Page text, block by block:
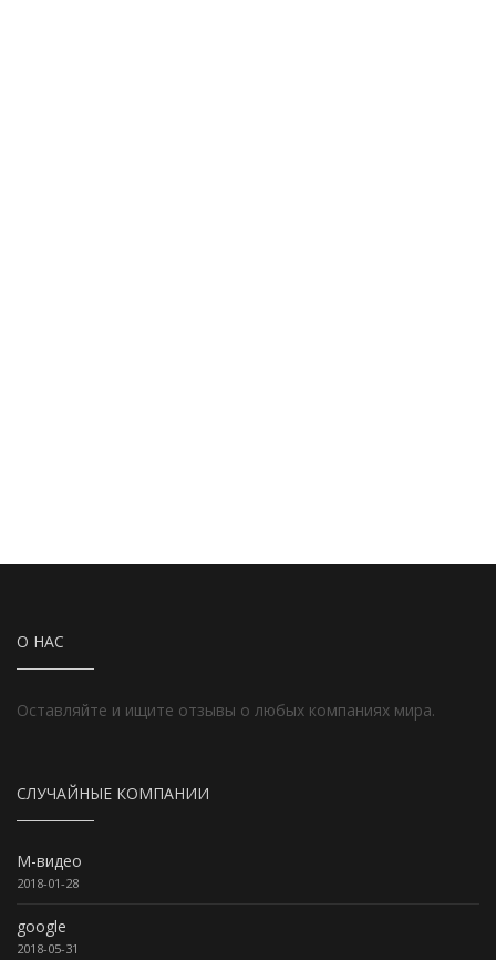
О НАС
Оставляйте и ищите отзывы о любых компаниях мира.
СЛУЧАЙНЫЕ КОМПАНИИ
М-видео
2018-01-28
google
2018-05-31